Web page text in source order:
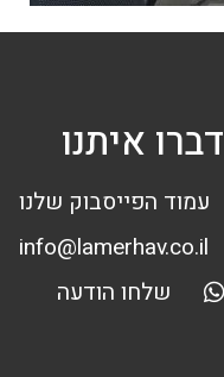
דברו איתנו
עמוד הפייסבוק שלנו
info@lamerhav.co.il
שלחו הודעה